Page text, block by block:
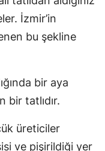
İzmir’in
bu şekline
bir aya
bir tatlıdır.
üreticiler
ve pişirildiği yer